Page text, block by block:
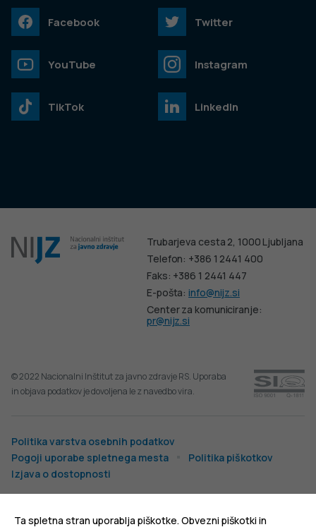
Trubarjeva cesta 2, 1000 Ljubljana
Telefon: +386 1 2441 400
Faks: +386 1 2441 447
E-pošta:info@nijz.si
Center za komuniciranje:
pr@nijz.si
Politika varstva osebnih podatkov
Pogoji uporabe spletnega mesta
Politika piškotkov
Izjava o dostopnosti
© 2022 Nacionalni Inštitut za javno zdravje RS. Uporaba
in objava podatkov je dovoljena le z navedbo vira.
Facebook Twitter
YouTube Instagram
TikTok LinkedIn
Ta spletna stran uporablja piškotke. Obvezni piškotki in